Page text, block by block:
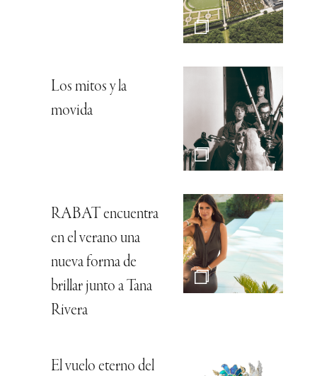
Los mitos y la
movida
RABAT encuentra
en el verano una
nueva forma de
brillar junto a Tana
Rivera
El vuelo eterno del